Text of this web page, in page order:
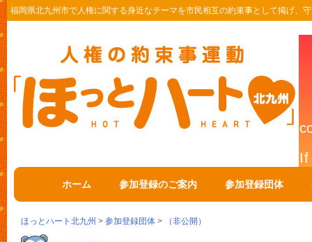
福岡県北九州市で人権に関する身近なテーマを市民相互の約束事として掲げ、
ホーム 参加登録のご案内 参加登録団体
ほっとハート北九州 > 参加登録団体 > （非公開）